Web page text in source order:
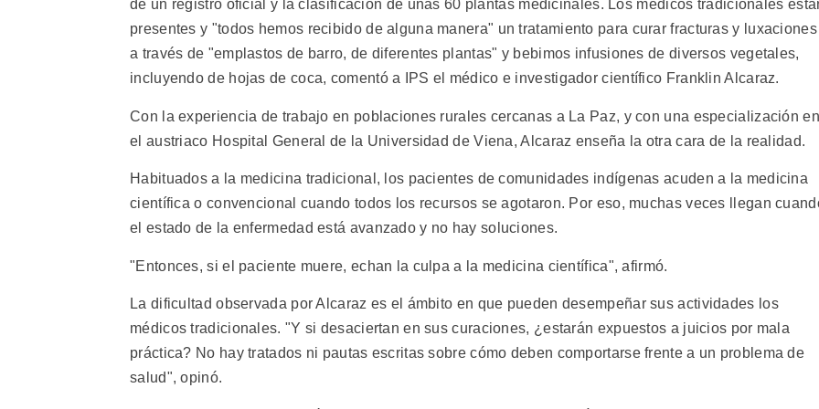
de un registro oficial y la clasificación de unas 60 plantas medicinales. Los médicos tradicionales
presentes y "todos hemos recibido de alguna manera" un tratamiento para curar fracturas y luxaciones
a través de "emplastos de barro, de diferentes plantas" y bebimos infusiones de diversos vegetales,
incluyendo de hojas de coca, comentó a IPS el médico e investigador científico Franklin Alcaraz.
Con la experiencia de trabajo en poblaciones rurales cercanas a La Paz, y con una especialización en
el austriaco Hospital General de la Universidad de Viena, Alcaraz enseña la otra cara de la realidad.
Habituados a la medicina tradicional, los pacientes de comunidades indígenas acuden a la medicina
científica o convencional cuando todos los recursos se agotaron. Por eso, muchas veces llegan
el estado de la enfermedad está avanzado y no hay soluciones.
"Entonces, si el paciente muere, echan la culpa a la medicina científica", afirmó.
La dificultad observada por Alcaraz es el ámbito en que pueden desempeñar sus actividades los
médicos tradicionales. "Y si desaciertan en sus curaciones, ¿estarán expuestos a juicios por mala
práctica? No hay tratados ni pautas escritas sobre cómo deben comportarse frente a un problema de
salud", opinó.